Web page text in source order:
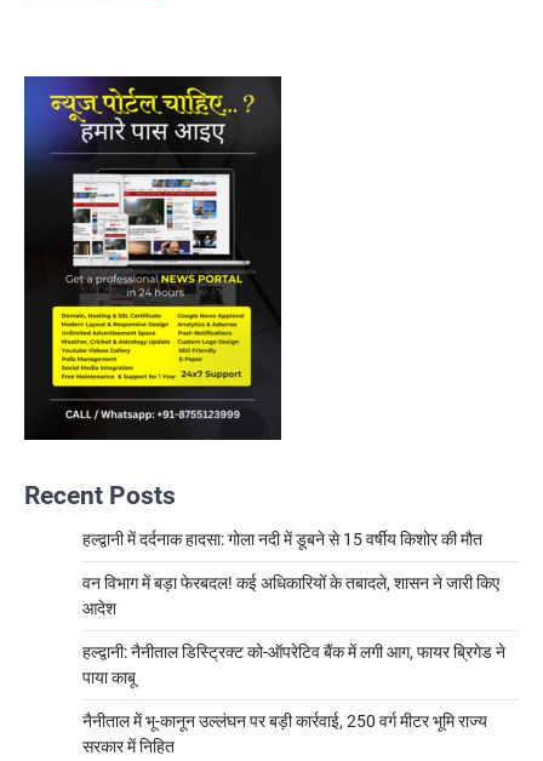
Recent Posts
हल्द्वानी में दर्दनाक हादसा: गोला नदी में डूबने से 15 वर्षीय किशोर की मौत
वन विभाग में बड़ा फेरबदल! कई अधिकारियों के तबादले, शासन ने जारी किए
आदेश
हल्द्वानी: नैनीताल डिस्ट्रिक्ट को-ऑपरेटिव बैंक में लगी आग, फायर ब्रिगेड ने
पाया काबू
नैनीताल में भू-कानून उल्लंघन पर बड़ी कार्रवाई, 250 वर्ग मीटर भूमि राज्य
सरकार में निहित